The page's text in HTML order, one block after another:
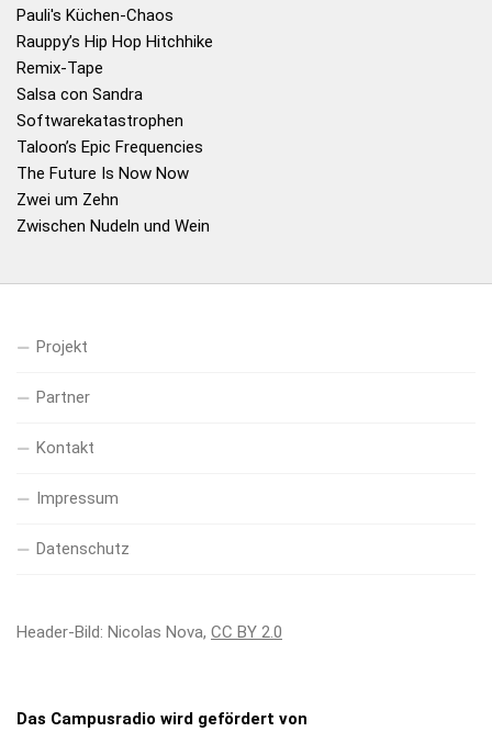
Pauli's Küchen-Chaos
Rauppy’s Hip Hop Hitchhike
Remix-Tape
Salsa con Sandra
Softwarekatastrophen
Taloon’s Epic Frequencies
The Future Is Now Now
Zwei um Zehn
Zwischen Nudeln und Wein
Projekt
Partner
Kontakt
Impressum
Datenschutz
Header-Bild: Nicolas Nova, CC BY 2.0
Das Campusradio wird gefördert von